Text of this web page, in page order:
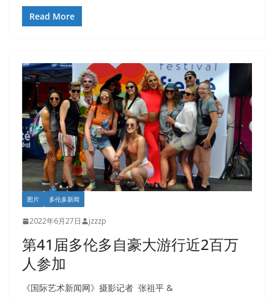
Read More
图片 多伦多新闻
2022年6月27日 jzzzp
第41届多伦多自豪大游行近2百万
人参加
《国际艺术新闻网》摄影记者 张祖平 &